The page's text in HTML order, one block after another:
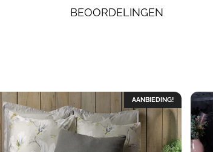
BEOORDELINGEN
AANBIEDING!